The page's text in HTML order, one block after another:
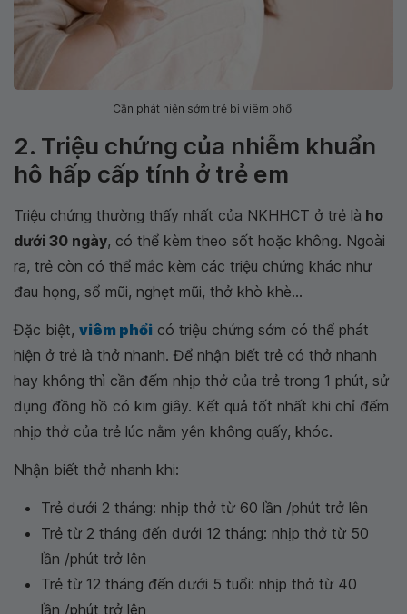
Cần phát hiện sớm trẻ bị viêm phổi
2. Triệu chứng của nhiễm khuẩn
hô hấp cấp tính ở trẻ em
Triệu chứng thường thấy nhất của NKHHCT ở trẻ là ho
dưới 30 ngày, có thể kèm theo sốt hoặc không. Ngoài
ra, trẻ còn có thể mắc kèm các triệu chứng khác như
đau họng, sổ mũi, nghẹt mũi, thở khò khè...
Đặc biệt, viêm phổi có triệu chứng sớm có thể phát
hiện ở trẻ là thở nhanh. Để nhận biết trẻ có thở nhanh
hay không thì cần đếm nhịp thở của trẻ trong 1 phút, sử
dụng đồng hồ có kim giây. Kết quả tốt nhất khi chỉ đếm
nhịp thở của trẻ lúc nằm yên không quấy, khóc.
Nhận biết thở nhanh khi:
Trẻ dưới 2 tháng: nhịp thở từ 60 lần /phút trở lên
Trẻ từ 2 tháng đến dưới 12 tháng: nhịp thở từ 50
lần /phút trở lên
Trẻ từ 12 tháng đến dưới 5 tuổi: nhịp thở từ 40
lần /phút trở lên